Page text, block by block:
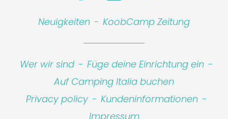
Neuigkeiten - KoobCamp Zeitung
Wer wir sind - Füge deine Einrichtung ein -
Auf Camping Italia buchen
Privacy policy - Kundeninformationen -
Impressum